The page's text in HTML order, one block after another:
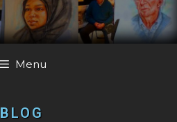
Menu
BLOG